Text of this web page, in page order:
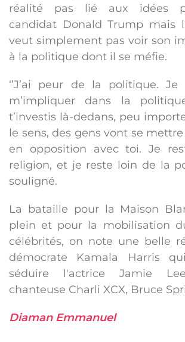
réalité pas lié aux idées
candidat Donald Trump mais
veut simplement pas voir son
à la politique dont il se méfie.
‘’J’ai peur de la politique.
m’impliquer dans la
t’investis là-dedans, peu
le sens, des gens vont se
en opposition avec toi. Je
religion, et je reste loin de la
souligné.
La bataille pour la Maison
plein et pour la mobilisation
célébrités, on note une belle
démocrate Kamala Harris
séduire l'actrice Jamie
chanteuse Charli XCX, Bruce
Diaman Emmanuel